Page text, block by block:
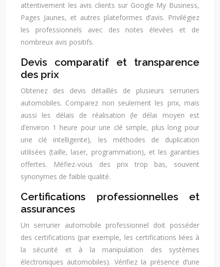
attentivement les avis clients sur Google My Business,
Pages Jaunes, et autres plateformes d’avis. Privilégiez
les professionnels avec des notes élevées et de
nombreux avis positifs.
Devis comparatif et transparence
des prix
Obtenez des devis détaillés de plusieurs serruriers
automobiles. Comparez non seulement les prix, mais
aussi les délais de réalisation (le délai moyen est
d’environ 1 heure pour une clé simple, plus long pour
une clé intelligente), les méthodes de duplication
utilisées (taille, laser, programmation), et les garanties
offertes. Méfiez-vous des prix trop bas, souvent
synonymes de faible qualité.
Certifications professionnelles et
assurances
Un serrurier automobile professionnel doit posséder
des certifications (par exemple, les certifications liées à
la sécurité et à la manipulation des systèmes
électroniques automobiles). Vérifiez la présence d’une